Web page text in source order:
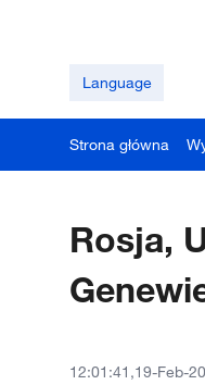
Language
Strona główna
Rosja,
12:01:41,19-Feb-